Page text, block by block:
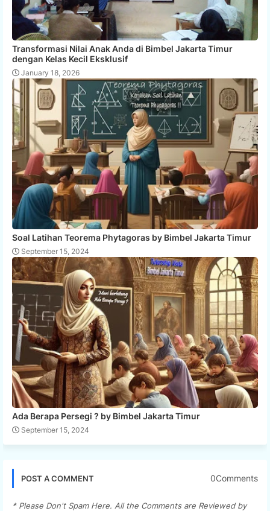
Transformasi Nilai Anak Anda di Bimbel Jakarta Timur
dengan Kelas Kecil Eksklusif
January 18, 2026
Soal Latihan Teorema Phytagoras by Bimbel Jakarta Timur
September 15, 2024
Ada Berapa Persegi ? by Bimbel Jakarta Timur
September 15, 2024
POST A COMMENT 0Comments
* Please Don't Spam Here. All the Comments are Reviewed by